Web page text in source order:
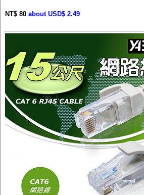
NT$ 80 about USD$ 2.49